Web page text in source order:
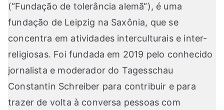
(“Fundação de tolerância alemã“), é uma
fundação de Leipzig na Saxônia, que se
concentra em atividades interculturais e inter-
religiosas. Foi fundada em 2019 pelo conhecido
jornalista e moderador do Tagesschau
Constantin Schreiber para contribuir e para
trazer de volta à conversa pessoas com